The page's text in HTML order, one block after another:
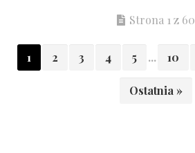
Strona 1 z 60
1 2 3 4 5 ... 10
Ostatnia »